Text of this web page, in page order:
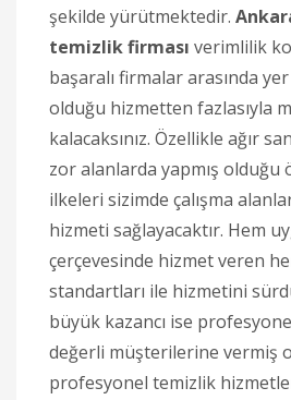
şekilde yürütmektedir.
temizlik firması verimlilik
başaralı firmalar arasında yer
olduğu hizmetten fazlasıyla
kalacaksınız. Özellikle ağır
zor alanlarda yapmış olduğu
ilkeleri sizimde çalışma
hizmeti sağlayacaktır. Hem
çerçevesinde hizmet veren
standartları ile hizmetini
büyük kazancı ise
değerli müşterilerine vermiş
profesyonel temizlik